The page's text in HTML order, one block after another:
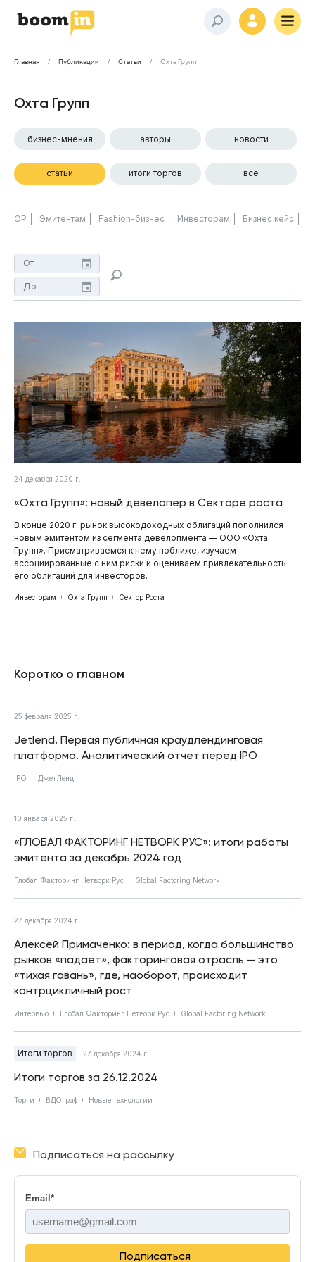
Главная Публикации Статьи Охта Групп
Охта Групп
бизнес-мнения авторы новости
статьи итоги торгов все
ОР Эмитентам Fashion-бизнес Инвесторам Бизнес кейс
24 декабря 2020 г.
«Охта Групп»: новый девелопер в Секторе роста
В конце 2020 г. рынок высокодоходных облигаций пополнился
новым эмитентом из сегмента девелопмента — ООО «Охта
Групп». Присматриваемся к нему поближе, изучаем
ассоциированные с ним риски и оцениваем привлекательность
его облигаций для инвесторов.
Инвесторам Охта Групп Сектор Роста
Коротко о главном
25 февраля 2025 г.
Jetlend. Первая публичная краудлендинговая
платформа. Аналитический отчет перед IPO
IPO ДжетЛенд
10 января 2025 г.
«ГЛОБАЛ ФАКТОРИНГ НЕТВОРК РУС»: итоги работы
эмитента за декабрь 2024 год
Глобал Факторинг Нетворк Рус Global Factoring Network
27 декабря 2024 г.
Алексей Примаченко: в период, когда большинство
рынков «падает», факторинговая отрасль — это
«тихая гавань», где, наоборот, происходит
контрцикличный рост
Интервью Глобал Факторинг Нетворк Рус Global Factoring Network
Итоги торгов 27 декабря 2024 г.
Итоги торгов за 26.12.2024
Торги ВДОграф Новые технологии
Подписаться на рассылку
Email *
Подписаться